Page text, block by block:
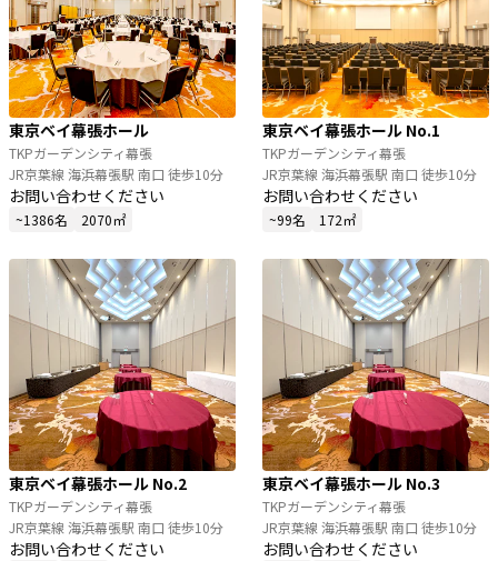
東京ベイ幕張ホール
TKPガーデンシティ幕張
JR京葉線 海浜幕張駅 南口 徒歩10分
お問い合わせください
~1386名 2070㎡
東京ベイ幕張ホール No.1
TKPガーデンシティ幕張
JR京葉線 海浜幕張駅 南口 徒歩10分
お問い合わせください
~99名 172㎡
東京ベイ幕張ホール No.2
TKPガーデンシティ幕張
JR京葉線 海浜幕張駅 南口 徒歩10分
お問い合わせください
東京ベイ幕張ホール No.3
TKPガーデンシティ幕張
JR京葉線 海浜幕張駅 南口 徒歩10分
お問い合わせください